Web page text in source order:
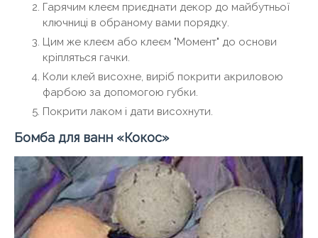
Гарячим клеєм приєднати декор до майбутньої
ключниці в обраному вами порядку.
Цим же клеєм або клеєм "Момент" до основи
кріпляться гачки.
Коли клей висохне, виріб покрити акриловою
фарбою за допомогою губки.
Покрити лаком і дати висохнути.
Бомба для ванн «Кокос»